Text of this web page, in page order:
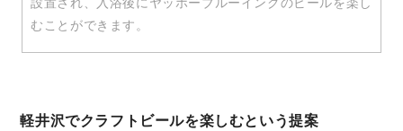
むことができます。
軽井沢でクラフトビールを楽しむという提案